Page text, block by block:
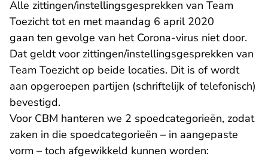
Alle zittingen/instellingsgesprekken van Team
Toezicht tot en met maandag 6 april 2020
gaan ten gevolge van het Corona-virus niet door.
Dat geldt voor zittingen/instellingsgesprekken van
Team Toezicht op beide locaties. Dit is of wordt
aan opgeroepen partijen (schriftelijk of telefonisch)
bevestigd.
Voor CBM hanteren we 2 spoedcategorieën, zodat
zaken in die spoedcategorieën – in aangepaste
vorm – toch afgewikkeld kunnen worden: